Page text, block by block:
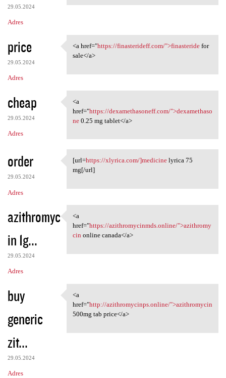
29.05.2024
Adres
price
29.05.2024
Adres
<a href="https:/
<a href="https://finasterideff.com/">finasteridefor
sale</a>
cheap
29.05.2024
Adres
<a href="https:/
<a
href="https://dexamethasoneff.com/">dexamethaso
ne0.25 mg tablet</a>
order
29.05.2024
Adres
[url=https://xlyrica.com/
[url=https://xlyrica.com/]medicinelyrica 75
mg[/url]
azithromyc
in 1g...
29.05.2024
Adres
<a href="https:/
<a
href="https://azithromycinmds.online/">azithromy
cin online canada</a>
buy
generic
zit...
29.05.2024
Adres
<a href="http:/
<a
href="http://azithromycinps.online/">azithromycin
500mg tab price</a>